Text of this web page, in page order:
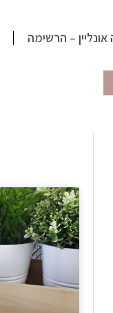
– הרשימה